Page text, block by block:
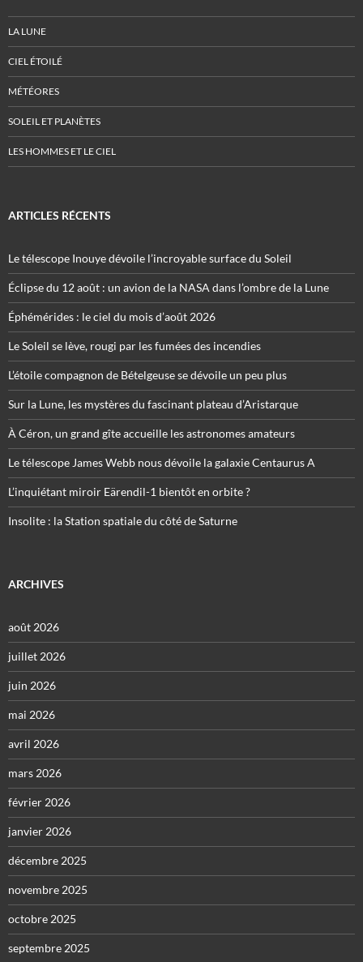
LA LUNE
CIEL ÉTOILÉ
MÉTÉORES
SOLEIL ET PLANÈTES
LES HOMMES ET LE CIEL
ARTICLES RÉCENTS
Le télescope Inouye dévoile l’incroyable surface du Soleil
Éclipse du 12 août : un avion de la NASA dans l’ombre de la Lune
Éphémérides : le ciel du mois d’août 2026
Le Soleil se lève, rougi par les fumées des incendies
L’étoile compagnon de Bételgeuse se dévoile un peu plus
Sur la Lune, les mystères du fascinant plateau d’Aristarque
À Céron, un grand gîte accueille les astronomes amateurs
Le télescope James Webb nous dévoile la galaxie Centaurus A
L’inquiétant miroir Eärendil-1 bientôt en orbite ?
Insolite : la Station spatiale du côté de Saturne
ARCHIVES
août 2026
juillet 2026
juin 2026
mai 2026
avril 2026
mars 2026
février 2026
janvier 2026
décembre 2025
novembre 2025
octobre 2025
septembre 2025